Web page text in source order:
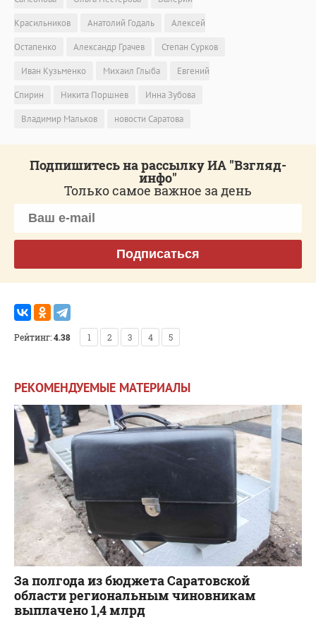
Красильников
Анатолий Годаль
Алексей
Остапенко
Александр Грачев
Степан Сурков
Иван Кузьменко
Михаил Глыба
Евгений
Спирин
Никита Поршнев
Инна Зубова
Владимир Мальков
новости Саратова
Подпишитесь на рассылку ИА "Взгляд-
инфо"
Только самое важное за день
Подписаться
Рейтинг:4.38 1 2 3 4 5
РЕКОМЕНДУЕМЫЕ МАТЕРИАЛЫ
За полгода из бюджета Саратовской
области региональным чиновникам
выплачено 1,4 млрд